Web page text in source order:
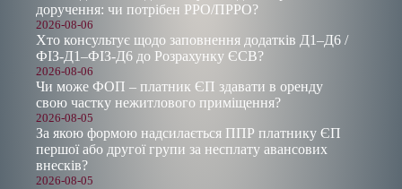
доручення: чи потрібен РРО/ПРРО?
2026-08-06
Хто консультує щодо заповнення додатків Д1–Д6 /
ФІЗ-Д1–ФІЗ-Д6 до Розрахунку ЄСВ?
2026-08-06
Чи може ФОП – платник ЄП здавати в оренду
свою частку нежитлового приміщення?
2026-08-05
За якою формою надсилається ППР платнику ЄП
першої або другої групи за несплату авансових
внесків?
2026-08-05